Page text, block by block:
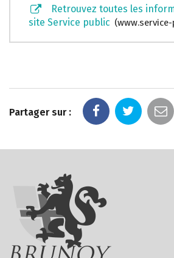
Retrouvez toutes les
site Service public
Partager sur :